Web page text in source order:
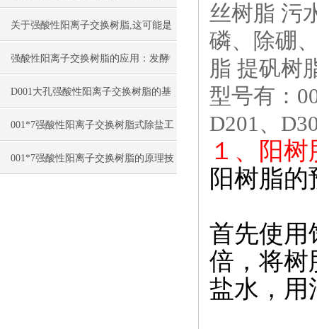
你知道吗？
关于强酸性阳离子交换树脂,这可能是
一篇刷新你认知的文章
强酸性阳离子交换树脂的应用：发酵
工程师认知升级
D001大孔强酸性阳离子交换树脂的基
本类型
001*7强酸性阳离子交换树脂式除盐工
艺的特点
001*7强酸性阳离子交换树脂的原理技
丝树脂 污
磷、除硼
脂 提矾树
型号有：
D201、
１、阳
阳树脂
首先使用
倍，将树
盐水，用